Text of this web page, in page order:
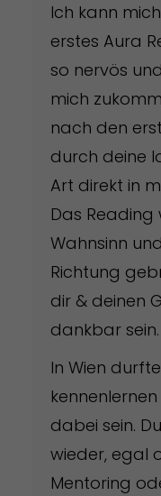
Ich kann
erstes Aura
so nervös
mich
nach den
durch deine
Art direkt in
Das
Wahnsinn
Richtung
dir & deinen
dankbar sein.
In Wien
dabei sein.
wieder, egal
Mentoring